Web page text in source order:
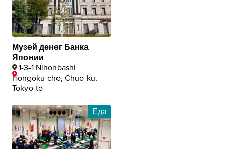
Музей денег Банка
Японии
1-3-1 Nihonbashi
Hongoku-cho, Chuo-ku,
Tokyo-to
Еда